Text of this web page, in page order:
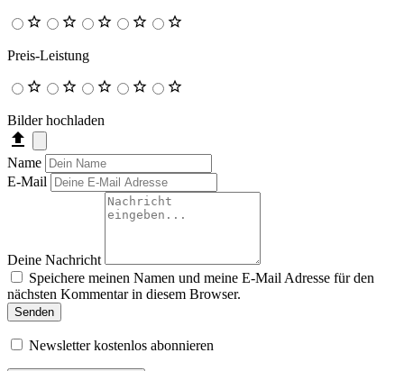
Preis-Leistung
Bilder hochladen
Name
E-Mail
Deine Nachricht
Speichere meinen Namen und meine E-Mail Adresse für den
nächsten Kommentar in diesem Browser.
Senden
Newsletter kostenlos abonnieren